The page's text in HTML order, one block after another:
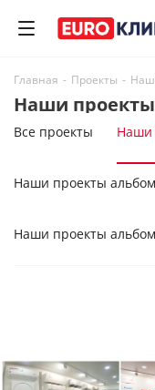
Главная - Проекты -
Наши
Все проекты Наши
Наши проекты
Наши проекты